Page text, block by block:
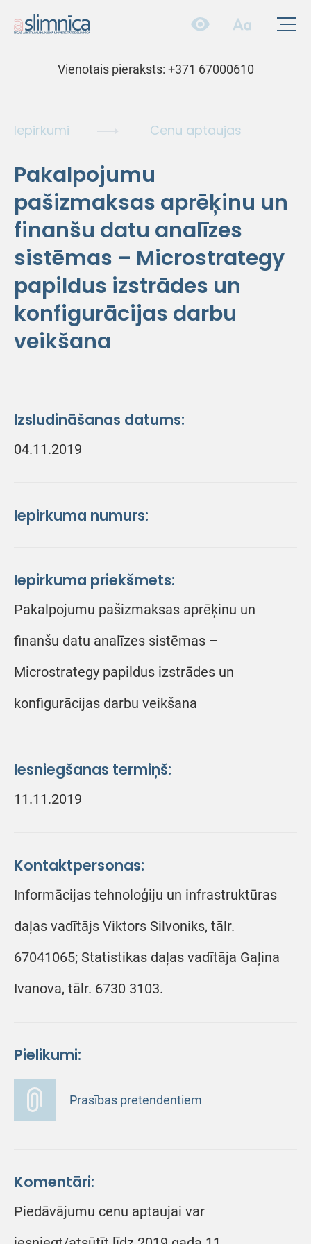
Vienotais pieraksts: +371 67000610
Iepirkumi Cenu aptaujas
Pakalpojumu
pašizmaksas aprēķinu un
finanšu datu analīzes
sistēmas – Microstrategy
papildus izstrādes un
konfigurācijas darbu
veikšana
Izsludināšanas datums:
04.11.2019
Iepirkuma numurs:
Iepirkuma priekšmets:
Pakalpojumu pašizmaksas aprēķinu un
finanšu datu analīzes sistēmas –
Microstrategy papildus izstrādes un
konfigurācijas darbu veikšana
Iesniegšanas termiņš:
11.11.2019
Kontaktpersonas:
Informācijas tehnoloģiju un infrastruktūras
daļas vadītājs Viktors Silvoniks, tālr.
67041065; Statistikas daļas vadītāja Gaļina
Ivanova, tālr. 6730 3103.
Pielikumi:
Prasības pretendentiem
Komentāri:
Piedāvājumu cenu aptaujai var